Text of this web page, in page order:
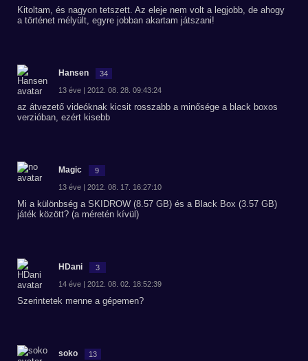
Kitoltam, és nagyon tetszett. Az eleje nem volt a legjobb, de ahogy
a történet mélyült, egyre jobban akartam játszani!
Hansen 34
13 éve | 2012. 08. 28. 09:43:24
az átvezető videóknak kicsit rosszabb a minősége a black boxos
verzióban, ezért kisebb
Magic 9
13 éve | 2012. 08. 17. 16:27:10
Mi a különbség a SKIDROW (8.57 GB) és a Black Box (3.57 GB)
játék között? (a méretén kívül)
HDani 3
14 éve | 2012. 08. 02. 18:52:39
Szerintetek menne a gépemen?
soko 13